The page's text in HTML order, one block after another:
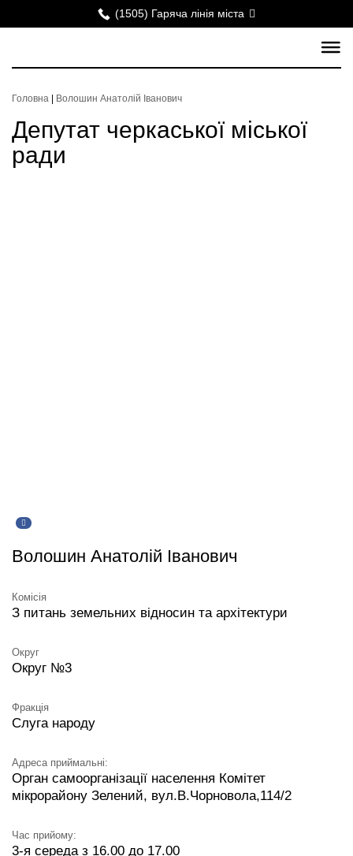
(1505) Гаряча лінія міста
Головна Волошин Анатолій Іванович
Депутат черкаської міської
ради
Волошин Анатолій Іванович
Адреса приймальні:
Орган самоорганізації населення Комітет
мікрорайону Зелений, вул.В.Чорновола,114/2
Час прийому:
3-я середа з 16.00 до 17.00
Комісія
З питань земельних відносин та архітектури
Округ
Округ №3
Фракція
Слуга народу